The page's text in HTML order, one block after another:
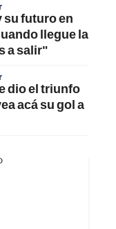
su futuro en
llegue la
a salir"
dio el triunfo
acá su gol a